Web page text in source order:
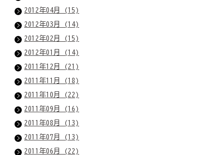
2012年04月 (15)
2012年03月 (14)
2012年02月 (15)
2012年01月 (14)
2011年12月 (21)
2011年11月 (18)
2011年10月 (22)
2011年09月 (16)
2011年08月 (13)
2011年07月 (13)
2011年06月 (22)